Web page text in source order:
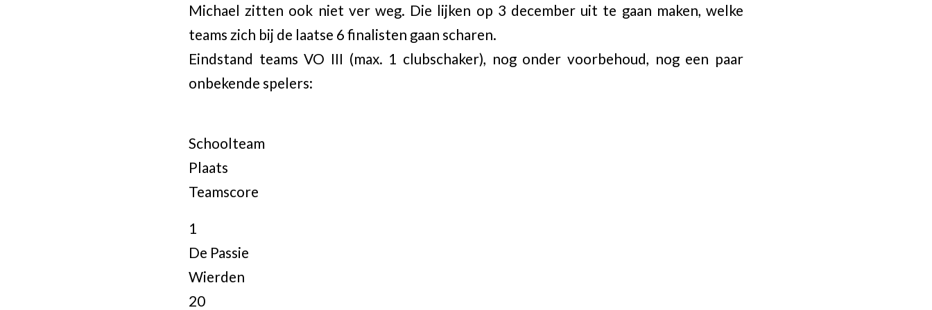
Michael zitten ook niet ver weg. Die lijken op 3 december uit te gaan maken, welke
teams zich bij de laatse 6 finalisten gaan scharen.
Eindstand teams VO III (max. 1 clubschaker), nog onder voorbehoud, nog een paar
onbekende spelers:
Schoolteam
Plaats
Teamscore
1
De Passie
Wierden
20